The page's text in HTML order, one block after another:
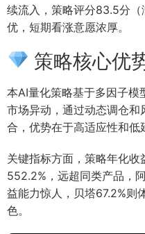
续流入，策略评分83.5分
优，短期看涨意愿浓厚。
策略核心优
本AI量化策略基于多因子模
市场异动，通过动态调仓和
合，优势在于高适应性和低
关键指标方面，策略年化
552.2%，远超同类产品，
益能力惊人，贝塔67.2%则
色。